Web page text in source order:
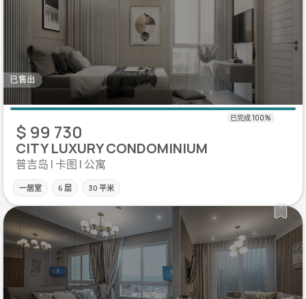
已售出
$ 99 730
CITY LUXURY CONDOMINIUM
普吉岛 | 卡图 | 公寓
一居室 6 层 30 平米